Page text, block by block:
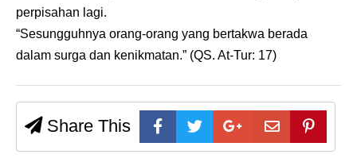
perpisahan lagi.
“Sesungguhnya orang-orang yang bertakwa berada
dalam surga dan kenikmatan.” (QS. At-Tur: 17)
Share This